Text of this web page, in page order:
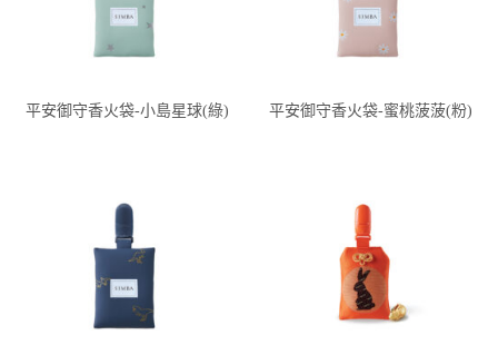
平安御守香火袋-小島星球(綠) 平安御守香火袋-蜜桃菠菠(粉)